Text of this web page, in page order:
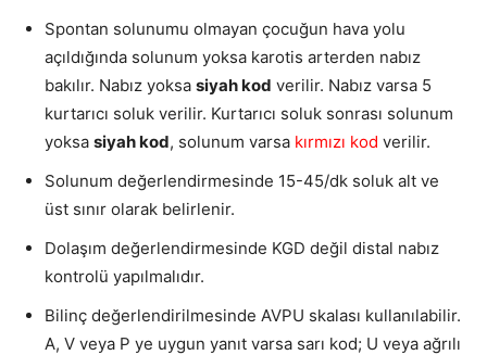
Spontan solunumu olmayan çocuğun hava yolu
açıldığında solunum yoksa karotis arterden nabız
bakılır. Nabız yoksa siyah kod verilir. Nabız varsa 5
kurtarıcı soluk verilir. Kurtarıcı soluk sonrası solunum
yoksa siyah kod, solunum varsa kırmızı kod verilir.
Solunum değerlendirmesinde 15-45/dk soluk alt ve
üst sınır olarak belirlenir.
Dolaşım değerlendirmesinde KGD değil distal nabız
kontrolü yapılmalıdır.
Bilinç değerlendirilmesinde AVPU skalası kullanılabilir.
A, V veya P ye uygun yanıt varsa sarı kod; U veya ağrılı